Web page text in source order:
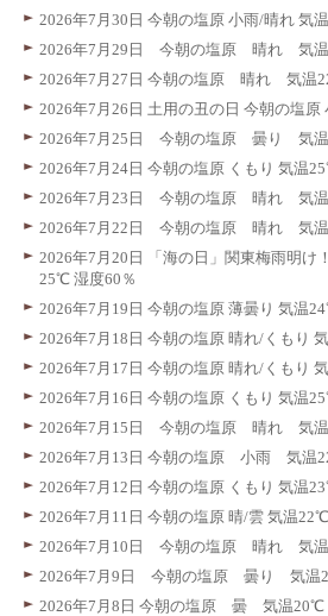
2026年7月30日 今朝の塩原 小雨/晴れ 気
2026年7月29日 今朝の塩原 晴れ 気
2026年7月27日 今朝の塩原 晴れ 気温
2026年7月26日 土用の丑の日 今朝の塩
2026年7月25日 今朝の塩原 曇り 気
2026年7月24日 今朝の塩原 くもり 気温
2026年7月23日 今朝の塩原 晴れ 気
2026年7月22日 今朝の塩原 晴れ 気
2026年7月20日 「海の日」関東梅雨明
25℃ 湿度60％
2026年7月19日 今朝の塩原 薄曇り 気温
2026年7月18日 今朝の塩原 晴れ/くもり
2026年7月17日 今朝の塩原 晴れ/くもり
2026年7月16日 今朝の塩原 くもり 気温
2026年7月15日 今朝の塩原 晴れ 気
2026年7月13日 今朝の塩原 小雨 気温
2026年7月12日 今朝の塩原 くもり 気温
2026年7月11日 今朝の塩原 晴/雲 気温
2026年7月10日 今朝の塩原 晴れ 気
2026年7月9日 今朝の塩原 曇り 気温
2026年7月8日 今朝の塩原 曇 気温